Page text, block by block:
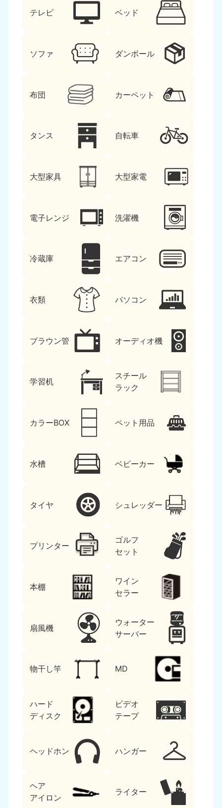
テレビ ベッド
ソファ ダンボール
布団 カーペット
タンス 自転車
大型家具 大型家電
電子レンジ 洗濯機
冷蔵庫 エアコン
衣類 パソコン
ブラウン管 オーディオ機
学習机
スチール
ラック
カラーBOX ペット用品
水槽 ベビーカー
タイヤ シュレッダー
プリンター
ゴルフ
セット
本棚
ワイン
セラー
扇風機
ウォーター
サーバー
物干し竿 MD
ハード
ディスク
ビデオ
テープ
ヘッドホン ハンガー
ヘア
アイロン
ライター